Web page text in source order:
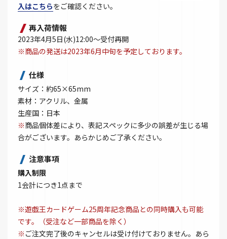
入はこちらをご確認ください。
再入荷情報
2023年4月5日(水)12:00～受付再開
※商品の発送は2023年6月中旬を予定しております。
仕様
サイズ：約65×65mm
素材：アクリル、金属
生産国：日本
※商品個体差により、表記スペックに多少の誤差が生じる場
合がございます。あらかじめご了承ください。
注意事項
購入制限
1会計につき1点まで
※遊戯王カードゲーム25周年記念商品との同時購入も可能
です。（受注など一部商品を除く）
※ ご注文完了後のキャンセルは受け付けておりません。あら